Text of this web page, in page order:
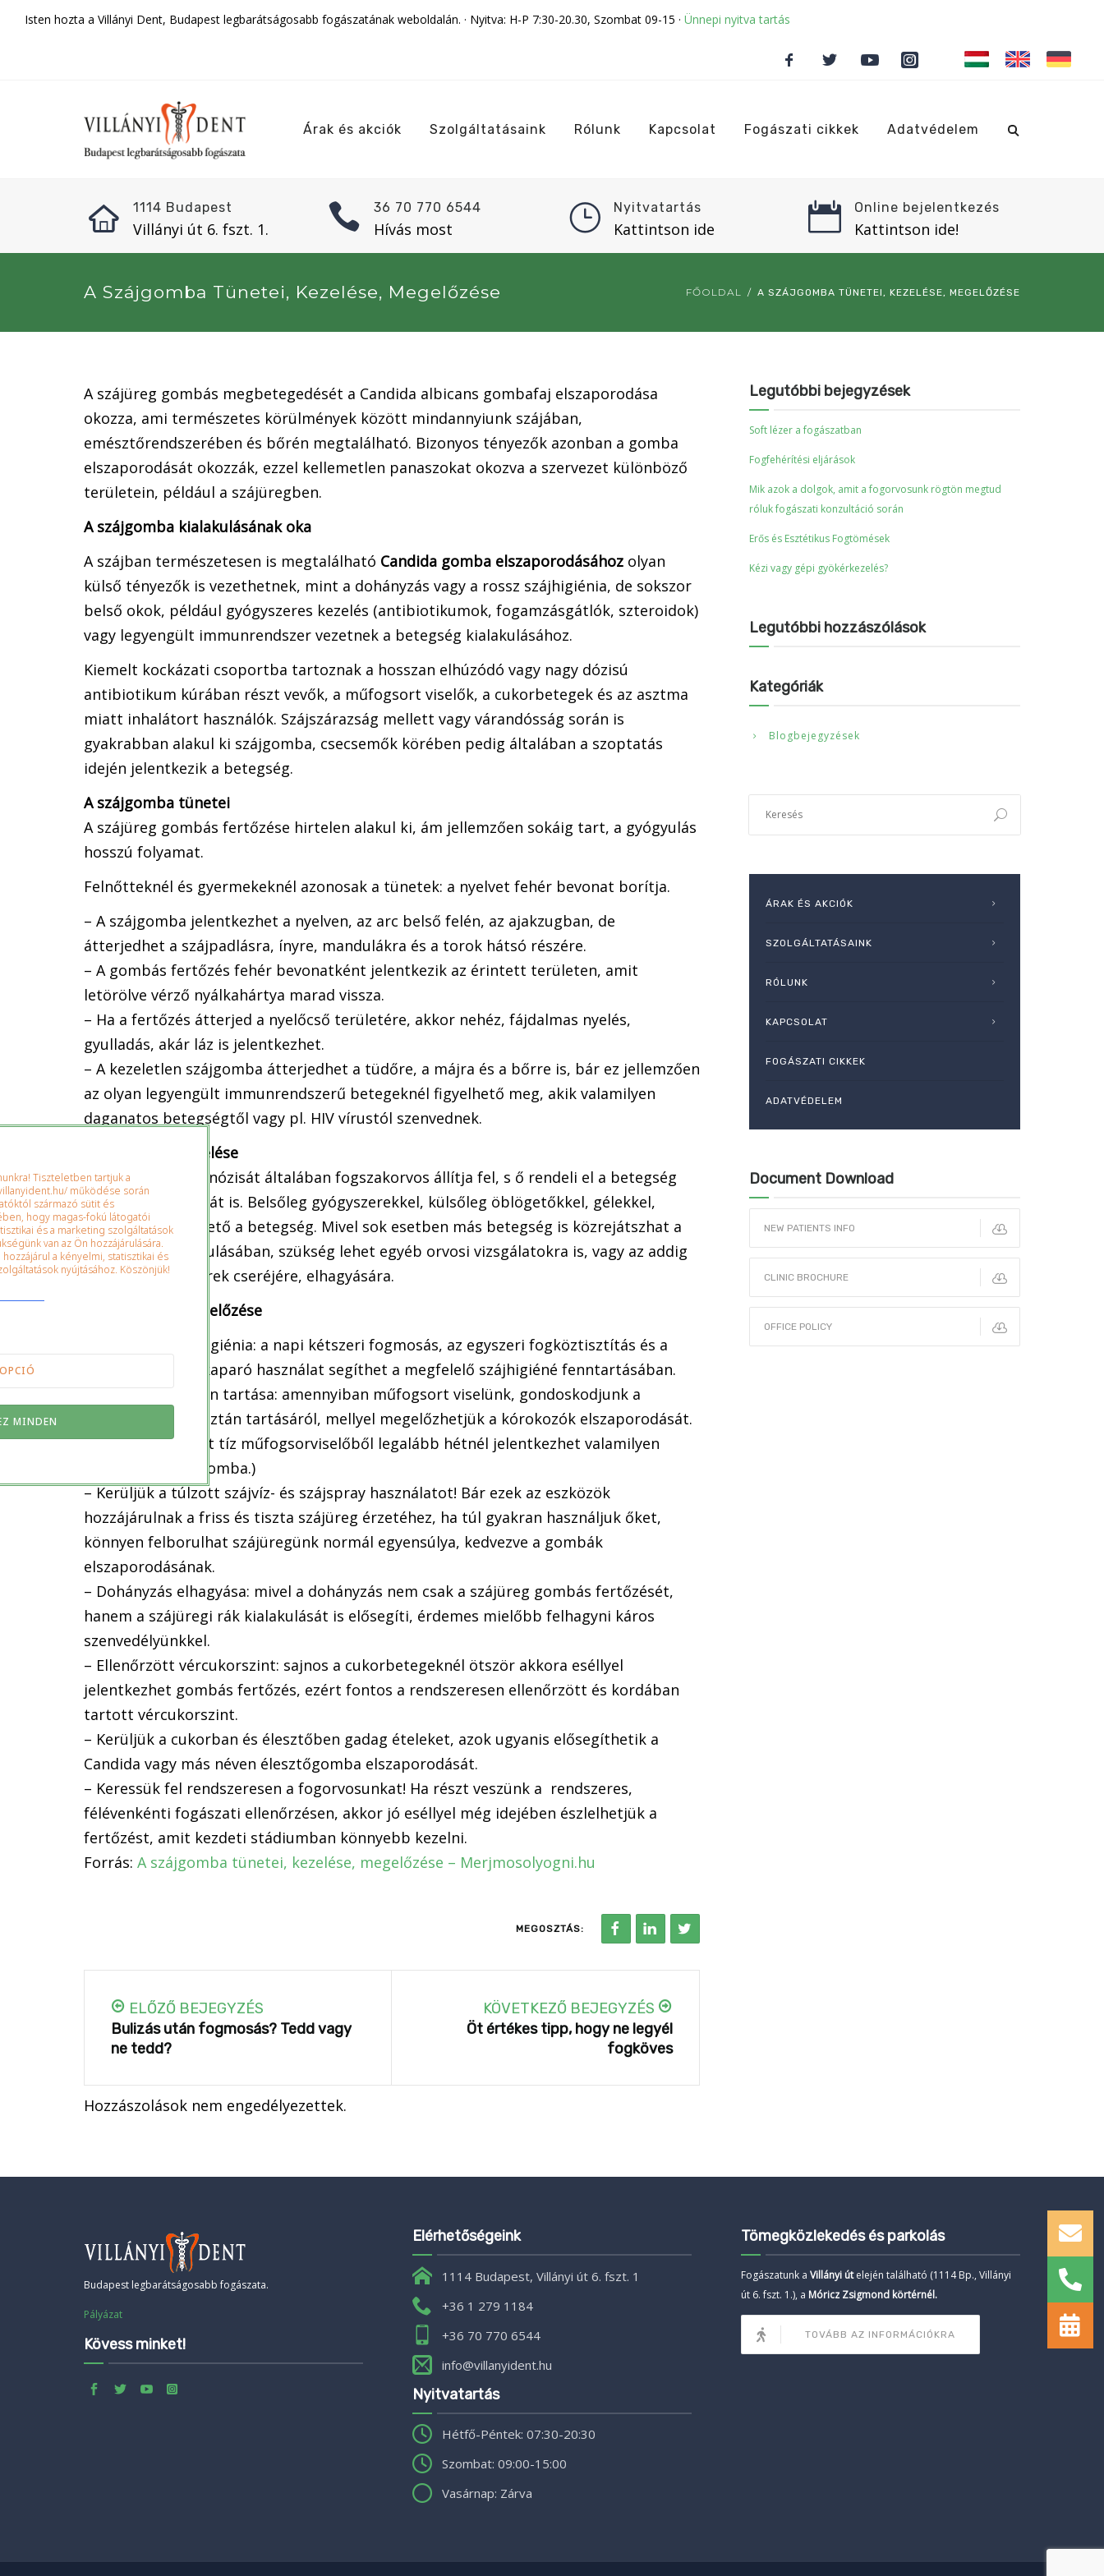
Isten hozta a Villányi Dent, Budapest legbarátságosabb fogászatának weboldalán. · Nyitva: H-P 7:30-20.30, Szombat 09-15 · Ünnepi nyitva tartás
Árak és akciók Szolgáltatásaink Rólunk Kapcsolat Fogászati cikkek Adatvédelem
1114 Budapest
Villányi út 6. fszt. 1.
36 70 770 6544
Hívás most
Nyitvatartás
Kattintson ide
Online bejelentkezés
Kattintson ide!
A Szájgomba Tünetei, Kezelése, Megelőzése FŐOLDAL A SZÁJGOMBA TÜNETEI, KEZELÉSE, MEGELŐZÉSE
A szájüreg gombás megbetegedését a Candida albicans gombafaj elszaporodása
okozza, ami természetes körülmények között mindannyiunk szájában,
emésztőrendszerében és bőrén megtalálható. Bizonyos tényezők azonban a gomba
elszaporodását okozzák, ezzel kellemetlen panaszokat okozva a szervezet különböző
területein, például a szájüregben.
A szájgomba kialakulásának oka
A szájban természetesen is megtalálható Candida gomba elszaporodásához olyan
külső tényezők is vezethetnek, mint a dohányzás vagy a rossz szájhigiénia, de sokszor
belső okok, például gyógyszeres kezelés (antibiotikumok, fogamzásgátlók, szteroidok)
vagy legyengült immunrendszer vezetnek a betegség kialakulásához.
Kiemelt kockázati csoportba tartoznak a hosszan elhúzódó vagy nagy dózisú
antibiotikum kúrában részt vevők, a műfogsort viselők, a cukorbetegek és az asztma
miatt inhalátort használók. Szájszárazság mellett vagy várandósság során is
gyakrabban alakul ki szájgomba, csecsemők körében pedig általában a szoptatás
idején jelentkezik a betegség.
A szájgomba tünetei
A szájüreg gombás fertőzése hirtelen alakul ki, ám jellemzően sokáig tart, a gyógyulás
hosszú folyamat.
Felnőtteknél és gyermekeknél azonosak a tünetek: a nyelvet fehér bevonat borítja.
– A szájgomba jelentkezhet a nyelven, az arc belső felén, az ajakzugban, de
átterjedhet a szájpadlásra, ínyre, mandulákra és a torok hátsó részére.
– A gombás fertőzés fehér bevonatként jelentkezik az érintett területen, amit
letörölve vérző nyálkahártya marad vissza.
– Ha a fertőzés átterjed a nyelőcső területére, akkor nehéz, fájdalmas nyelés,
gyulladás, akár láz is jelentkezhet.
– A kezeletlen szájgomba átterjedhet a tüdőre, a májra és a bőrre is, bár ez jellemzően
az olyan legyengült immunrendszerű betegeknél figyelhető meg, akik valamilyen
daganatos betegségtől vagy pl. HIV vírustól szenvednek.
A szájgomba kezelése
A szájgomba diagnózisát általában fogszakorvos állítja fel, s ő rendeli el a betegség
kezelésének módját is. Belsőleg gyógyszerekkel, külsőleg öblögetőkkel, gélekkel,
krémekkel kezelhető a betegség. Mivel sok esetben más betegség is közrejátszhat a
szájgomba kialakulásában, szükség lehet egyéb orvosi vizsgálatokra is, vagy az addig
szedett gyógyszerek cseréjére, elhagyására.
A szájgomba megelőzése
– Megfelelő szájhigiénia: a napi kétszeri fogmosás, az egyszeri fogköztisztítás és a
rendszeres nyelvkaparó használat segíthet a megfelelő szájhigiéné fenntartásában.
– Műfogsor tisztán tartása: amennyiban műfogsort viselünk, gondoskodjunk a
fogpótlás napi tisztán tartásáról, mellyel megelőzhetjük a kórokozók elszaporodását.
(Kutatások szerint tíz műfogsorviselőből legalább hétnél jelentkezhet valamilyen
formában a szájgomba.)
– Kerüljük a túlzott szájvíz- és szájspray használatot! Bár ezek az eszközök
hozzájárulnak a friss és tiszta szájüreg érzetéhez, ha túl gyakran használjuk őket,
könnyen felborulhat szájüregünk normál egyensúlya, kedvezve a gombák
elszaporodásának.
– Dohányzás elhagyása: mivel a dohányzás nem csak a szájüreg gombás fertőzését,
hanem a szájüregi rák kialakulását is elősegíti, érdemes mielőbb felhagyni káros
szenvedélyünkkel.
– Ellenőrzött vércukorszint: sajnos a cukorbetegeknél ötször akkora eséllyel
jelentkezhet gombás fertőzés, ezért fontos a rendszeresen ellenőrzött és kordában
tartott vércukorszint.
– Kerüljük a cukorban és élesztőben gadag ételeket, azok ugyanis elősegíthetik a
Candida vagy más néven élesztőgomba elszaporodását.
– Keressük fel rendszeresen a fogorvosunkat! Ha részt veszünk a rendszeres,
félévenkénti fogászati ellenőrzésen, akkor jó eséllyel még idejében észlelhetjük a
fertőzést, amit kezdeti stádiumban könnyebb kezelni.
Forrás: A szájgomba tünetei, kezelése, megelőzése – Merjmosolyogni.hu
MEGOSZTÁS:
ELŐZŐ BEJEGYZÉS
Bulizás után fogmosás? Tedd vagy
ne tedd?
KÖVETKEZŐ BEJEGYZÉS
Öt értékes tipp, hogy ne legyél
fogköves
Hozzászolások nem engedélyezettek.
Legutóbbi bejegyzések
Soft lézer a fogászatban
Fogfehérítési eljárások
Mik azok a dolgok, amit a fogorvosunk rögtön megtud
róluk fogászati konzultáció során
Erős és Esztétikus Fogtömések
Kézi vagy gépi gyökérkezelés?
Legutóbbi hozzászólások
Kategóriák
Blogbejegyzések
ÁRAK ÉS AKCIÓK
SZOLGÁLTATÁSAINK
RÓLUNK
KAPCSOLAT
FOGÁSZATI CIKKEK
ADATVÉDELEM
Document Download
NEW PATIENTS INFO
CLINIC BROCHURE
OFFICE POLICY
Budapest legbarátságosabb fogászata.
Pályázat
Kövess minket!
Elérhetőségeink
1114 Budapest, Villányi út 6. fszt. 1
+36 1 279 1184
+36 70 770 6544
info@villanyident.hu
Nyitvatartás
Hétfő-Péntek: 07:30-20:30
Szombat: 09:00-15:00
Vasárnap: Zárva
Tömegközlekedés és parkolás
Fogászatunk a Villányi útelején található (1114 Bp., Villányi
út 6. fszt. 1.), a Móricz Zsigmond körtérnél.
TOVÁBB AZ INFORMÁCIÓKRA
Tiszteletben tartjuk a
működése során
származó sütit és
hogy magas-fokú látogatói
és a marketing szolgáltatások
van az Ön hozzájárulására.
a kényelmi, statisztikai és
nyújtásához. Köszönjük!
MINDEN